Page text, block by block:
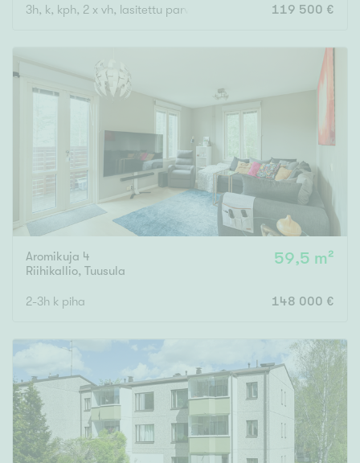
Vain arvokohteet Ei arvokohteita
Ominaisuudet
Hissi
Järvi- tai merinäköala
Maalämpö
Parveke
Senioriasunto
3h, k, kph, 2 x vh, lasitettu parveke 119 500 €
Aromikuja 4
Riihikallio, Tuusula
59,5 m²
2-3h k piha 148 000 €